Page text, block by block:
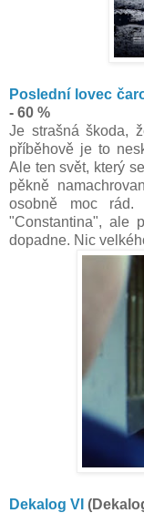
Poslední lovec
- 60 %
Je strašná škoda,
příběhově je to
Ale ten svět, který
pěkně
osobně moc
"Constantina", ale
dopadne. Nic
Dekalog VI